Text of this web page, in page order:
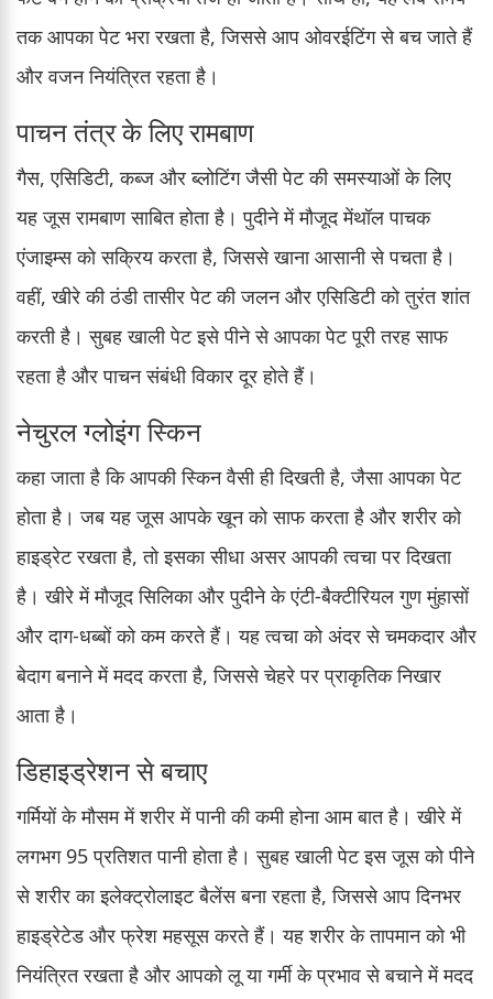
तक आपका पेट भरा रखता है, जिससे आप ओवरईटिंग से बच जाते हैं
और वजन नियंत्रित रहता है।
पाचन तंत्र के लिए रामबाण
गैस, एसिडिटी, कब्ज और ब्लोटिंग जैसी पेट की समस्याओं के लिए
यह जूस रामबाण साबित होता है। पुदीने में मौजूद मेंथॉल पाचक
एंजाइम्स को सक्रिय करता है, जिससे खाना आसानी से पचता है।
वहीं, खीरे की ठंडी तासीर पेट की जलन और एसिडिटी को तुरंत शांत
करती है। सुबह खाली पेट इसे पीने से आपका पेट पूरी तरह साफ
रहता है और पाचन संबंधी विकार दूर होते हैं।
नेचुरल ग्लोइंग स्किन
कहा जाता है कि आपकी स्किन वैसी ही दिखती है, जैसा आपका पेट
होता है। जब यह जूस आपके खून को साफ करता है और शरीर को
हाइड्रेट रखता है, तो इसका सीधा असर आपकी त्वचा पर दिखता
है। खीरे में मौजूद सिलिका और पुदीने के एंटी-बैक्टीरियल गुण मुंहासों
और दाग-धब्बों को कम करते हैं। यह त्वचा को अंदर से चमकदार और
बेदाग बनाने में मदद करता है, जिससे चेहरे पर प्राकृतिक निखार
आता है।
डिहाइड्रेशन से बचाए
गर्मियों के मौसम में शरीर में पानी की कमी होना आम बात है। खीरे में
लगभग 95 प्रतिशत पानी होता है। सुबह खाली पेट इस जूस को पीने
से शरीर का इलेक्ट्रोलाइट बैलेंस बना रहता है, जिससे आप दिनभर
हाइड्रेटेड और फ्रेश महसूस करते हैं। यह शरीर के तापमान को भी
नियंत्रित रखता है और आपको लू या गर्मी के प्रभाव से बचाने में मदद